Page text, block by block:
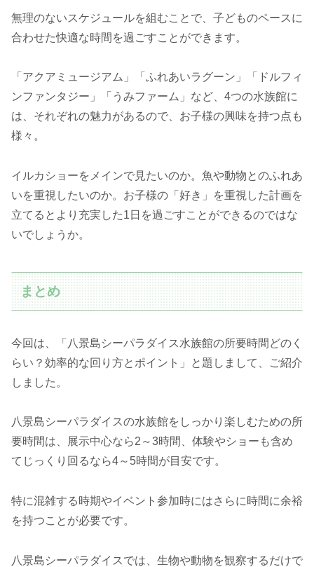
無理のないスケジュールを組むことで、子どものペースに
合わせた快適な時間を過ごすことができます。
「アクアミュージアム」「ふれあいラグーン」「ドルフィ
ンファンタジー」「うみファーム」など、4つの水族館に
は、それぞれの魅力があるので、お子様の興味を持つ点も
様々。
イルカショーをメインで見たいのか。魚や動物とのふれあ
いを重視したいのか。お子様の「好き」を重視した計画を
立てるとより充実した1日を過ごすことができるのではな
いでしょうか。
まとめ
今回は、「八景島シーパラダイス水族館の所要時間どのく
らい？効率的な回り方とポイント」と題しまして、ご紹介
しました。
八景島シーパラダイスの水族館をしっかり楽しむための所
要時間は、展示中心なら2～3時間、体験やショーも含め
てじっくり回るなら4～5時間が目安です。
特に混雑する時期やイベント参加時にはさらに時間に余裕
を持つことが必要です。
八景島シーパラダイスでは、生物や動物を観察するだけで